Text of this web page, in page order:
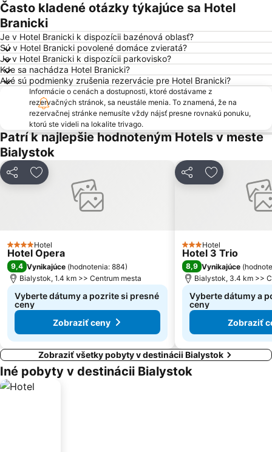
Často kladené otázky týkajúce sa Hotel
Branicki
Je v Hotel Branicki k dispozícii bazénová oblasť?
Sú v Hotel Branicki povolené domáce zvieratá?
Je v Hotel Branicki k dispozícii parkovisko?
Kde sa nachádza Hotel Branicki?
Aké sú podmienky zrušenia rezervácie pre Hotel Branicki?
Informácie o cenách a dostupnosti, ktoré dostávame z
rezervačných stránok, sa neustále menia. To znamená, že na
rezervačnej stránke nemusíte vždy nájsť presne rovnakú ponuku,
ktorú ste videli na lokalite trivago.
Patrí k najlepšie hodnoteným Hotels v meste
Bialystok
ZdieľaťPridať do obľúbených
4 Počet hviezdičiek
Hotel
Hotel Opera
9,4 Vynikajúce (hodnotenia: 884)
Bialystok, 1.4 km >> Centrum mesta
Vyberte dátumy a pozrite si presné
ceny
Zobraziť ceny
ZdieľaťPridať do
3 Počet hviezdičiek
Hotel
Hotel 3 Trio
8,9 Vynikajúce (
Bialystok, 3.4 km >>
Vyberte dátumy a
ceny
Zobraziť
Zobraziť všetky pobyty v destinácii Bialystok
Iné pobyty v destinácii Bialystok